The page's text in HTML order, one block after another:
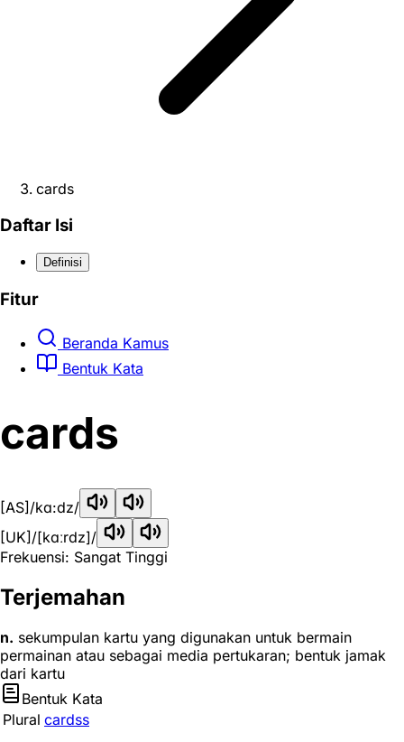
cards
Daftar Isi
Definisi
Fitur
Beranda Kamus
Bentuk Kata
cards
[AS] /kɑ:dz/
[UK] /[kɑːrdz]/
Frekuensi: Sangat Tinggi
Terjemahan
n. sekumpulan kartu yang digunakan untuk bermain
permainan atau sebagai media pertukaran; bentuk jamak
dari kartu
Bentuk Kata
Plural cardss